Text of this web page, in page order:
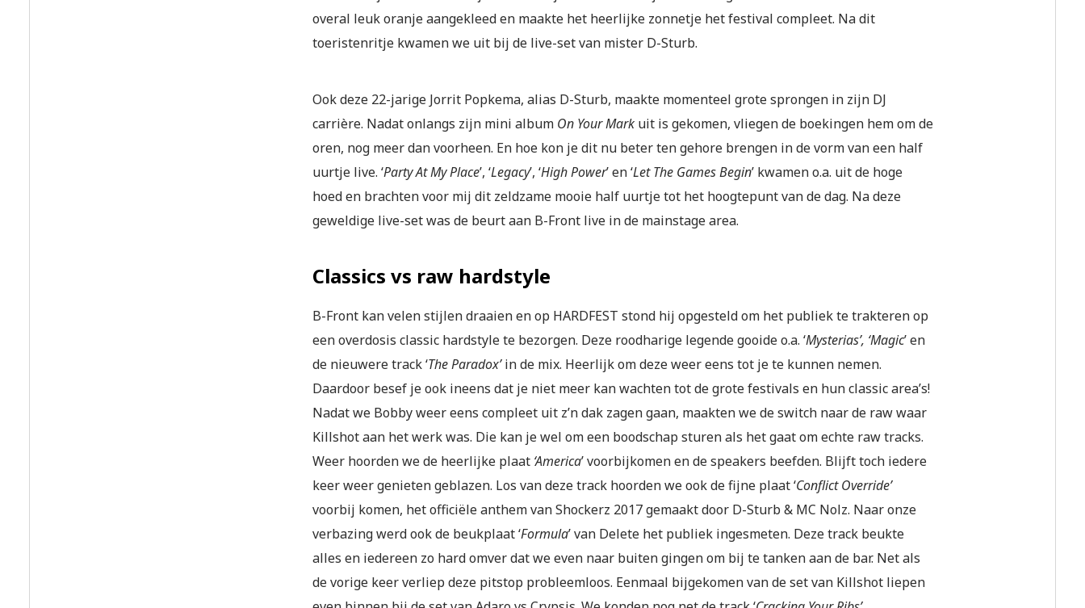
overal leuk oranje aangekleed en maakte het heerlijke zonnetje het festival compleet. Na dit
toeristenritje kwamen we uit bij de live-set van mister D-Sturb.
Ook deze 22-jarige Jorrit Popkema, alias D-Sturb, maakte momenteel grote sprongen in zijn DJ
carrière. Nadat onlangs zijn mini albumOn Your Markuit is gekomen, vliegen de boekingen hem om de
oren, nog meer dan voorheen. En hoe kon je dit nu beter ten gehore brengen in de vorm van een half
uurtje live. ‘Party At My Place’, ‘Legacy’, ‘High Power’ en ‘Let The Games Begin’ kwamen o.a. uit de hoge
hoed en brachten voor mij dit zeldzame mooie half uurtje tot het hoogtepunt van de dag. Na deze
geweldige live-set was de beurt aan B-Front live in de mainstage area.
Classics vs raw hardstyle
B-Front kan velen stijlen draaien en op HARDFEST stond hij opgesteld om het publiek te trakteren op
een overdosis classic hardstyle te bezorgen. Deze roodharige legende gooide o.a. ‘Mysterias’, ‘Magic’ en
de nieuwere track ‘The Paradox’in de mix. Heerlijk om deze weer eens tot je te kunnen nemen.
Daardoor besef je ook ineens dat je niet meer kan wachten tot de grote festivals en hun classic area’s!
Nadat we Bobby weer eens compleet uit z’n dak zagen gaan, maakten we de switch naar de raw waar
Killshot aan het werk was. Die kan je wel om een boodschap sturen als het gaat om echte raw tracks.
Weer hoorden we de heerlijke plaat ‘America’ voorbijkomen en de speakers beefden. Blijft toch iedere
keer weer genieten geblazen. Los van deze track hoorden we ook de fijne plaat ‘Conflict Override’
voorbij komen, het officiële anthem van Shockerz 2017 gemaakt door D-Sturb & MC Nolz. Naar onze
verbazing werd ook de beukplaat ‘Formula’ van Delete het publiek ingesmeten. Deze track beukte
alles en iedereen zo hard omver dat we even naar buiten gingen om bij te tanken aan de bar. Net als
de vorige keer verliep deze pitstop probleemloos. Eenmaal bijgekomen van de set van Killshot liepen